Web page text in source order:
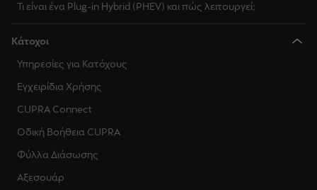
Τι είναι ένα Plug-in Hybrid (PHEV) και πώς λειτουργεί;
Κάτοχοι
Υπηρεσίες για Κατόχους
Εγχειρίδια Χρήσης
CUPRA Connect
Οδική Βοήθεια CUPRA
Φύλλα Διάσωσης
Αξεσουάρ